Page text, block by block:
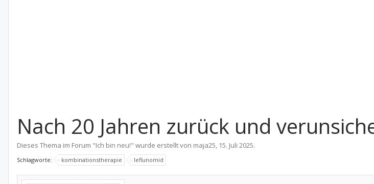
Nach 20 Jahren zurück und
Dieses Thema im Forum "Ich bin neu!" wurde erstellt von maja25, 15. Juli 2025.
Schlagworte: kombinationstherapie leflunomid